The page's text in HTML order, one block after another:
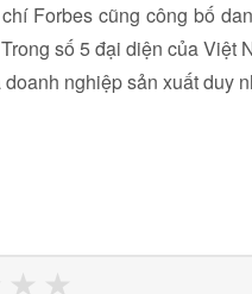
Forbes cũng công bố
số 5 đại diện của Việt
nghiệp sản xuất duy
★
★